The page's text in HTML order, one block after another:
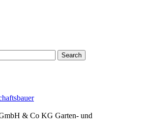
Search
& Co KG Garten- und